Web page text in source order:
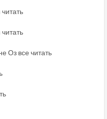
Оз все читать